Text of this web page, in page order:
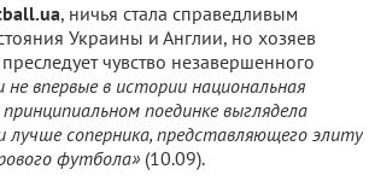
.ua, ничья стала справедливым
Украины и Англии, но хозяев
чувство незавершенного
не впервые в истории национальная
поединке выглядела
лучше соперника, представляющего элиту
футбола» (10.09).